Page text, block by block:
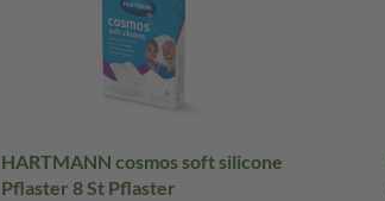
HARTMANN cosmos soft silicone
Pflaster 8 St Pflaster